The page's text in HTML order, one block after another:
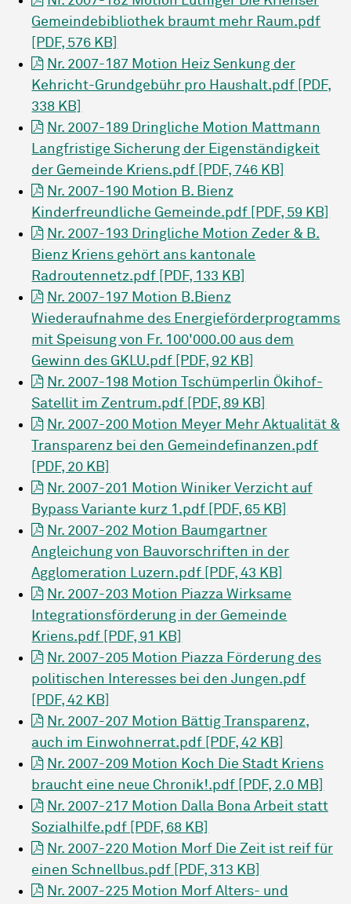
Gemeindebibliothek braumt mehr Raum.pdf
[PDF, 576 KB]
Nr. 2007-187 Motion Heiz Senkung der
Kehricht-Grundgebühr pro Haushalt.pdf [PDF,
338 KB]
Nr. 2007-189 Dringliche Motion Mattmann
Langfristige Sicherung der Eigenständigkeit
der Gemeinde Kriens.pdf [PDF, 746 KB]
Nr. 2007-190 Motion B. Bienz
Kinderfreundliche Gemeinde.pdf [PDF, 59 KB]
Nr. 2007-193 Dringliche Motion Zeder & B.
Bienz Kriens gehört ans kantonale
Radroutennetz.pdf [PDF, 133 KB]
Nr. 2007-197 Motion B.Bienz
Wiederaufnahme des Energieförderprogramms
mit Speisung von Fr. 100'000.00 aus dem
Gewinn des GKLU.pdf [PDF, 92 KB]
Nr. 2007-198 Motion Tschümperlin Ökihof-
Satellit im Zentrum.pdf [PDF, 89 KB]
Nr. 2007-200 Motion Meyer Mehr Aktualität &
Transparenz bei den Gemeindefinanzen.pdf
[PDF, 20 KB]
Nr. 2007-201 Motion Winiker Verzicht auf
Bypass Variante kurz 1.pdf [PDF, 65 KB]
Nr. 2007-202 Motion Baumgartner
Angleichung von Bauvorschriften in der
Agglomeration Luzern.pdf [PDF, 43 KB]
Nr. 2007-203 Motion Piazza Wirksame
Integrationsförderung in der Gemeinde
Kriens.pdf [PDF, 91 KB]
Nr. 2007-205 Motion Piazza Förderung des
politischen Interesses bei den Jungen.pdf
[PDF, 42 KB]
Nr. 2007-207 Motion Bättig Transparenz,
auch im Einwohnerrat.pdf [PDF, 42 KB]
Nr. 2007-209 Motion Koch Die Stadt Kriens
braucht eine neue Chronik!.pdf [PDF, 2.0 MB]
Nr. 2007-217 Motion Dalla Bona Arbeit statt
Sozialhilfe.pdf [PDF, 68 KB]
Nr. 2007-220 Motion Morf Die Zeit ist reif für
einen Schnellbus.pdf [PDF, 313 KB]
Nr. 2007-225 Motion Morf Alters- und